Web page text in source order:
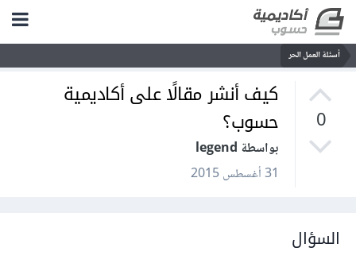
أسئلة العمل الحر
0
كيف أنشر مقالًا على أكاديمية
حسوب؟
بواسطة legend
31 أغسطس 2015
السؤال